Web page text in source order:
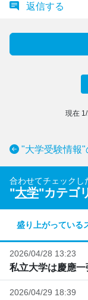
返信する
現在 1 /
"大学受験情報
合わせてチェックし
"大学"カテゴ
盛り上がっている
2026/04/28 13:23
私立大学は慶應一
2026/04/29 18:39